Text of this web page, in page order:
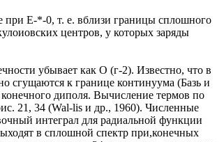
при Е-*-0, т. е. вблизи границы сплошного
центров, у которых заряды
убывает как О (г-2). Известно, что в
сгущаются к границе континуума (Базь и
диполя. Вычисление термов по
21, 34 (Wal-lis и др., 1960). Численные
интеграл для радиальной функции
в сплошной спектр при,конечных